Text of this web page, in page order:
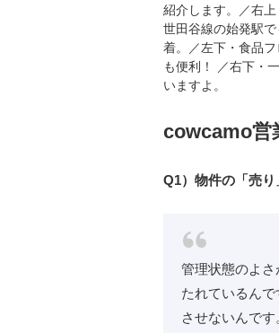
紹介します。／右
世田谷線の始発駅
着。／左下・食品
も便利！ ／右下・
いますよ。
cowcamo営
Q1）物件の「売り
管理状態のよ
たれているん
させないんで